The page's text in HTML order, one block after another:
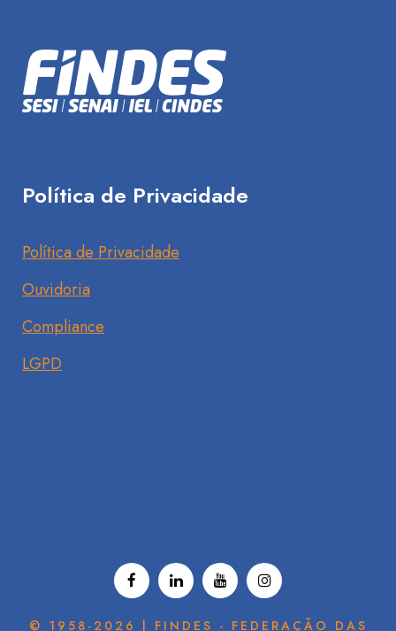
Política de Privacidade
Política de Privacidade
Ouvidoria
Compliance
LGPD
© 1958-2026 | FINDES - FEDERAÇÃO DAS